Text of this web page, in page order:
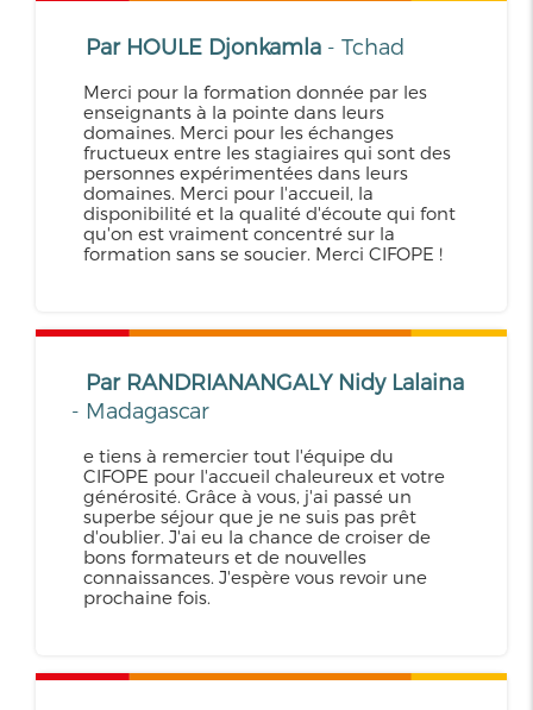
Par HOULE Djonkamla - Tchad
Merci pour la formation donnée par les
enseignants à la pointe dans leurs
domaines. Merci pour les échanges
fructueux entre les stagiaires qui sont des
personnes expérimentées dans leurs
domaines. Merci pour l'accueil, la
disponibilité et la qualité d'écoute qui font
qu'on est vraiment concentré sur la
formation sans se soucier. Merci CIFOPE !
Par RANDRIANANGALY Nidy Lalaina
- Madagascar
e tiens à remercier tout l'équipe du
CIFOPE pour l'accueil chaleureux et votre
générosité. Grâce à vous, j'ai passé un
superbe séjour que je ne suis pas prêt
d'oublier. J'ai eu la chance de croiser de
bons formateurs et de nouvelles
connaissances. J'espère vous revoir une
prochaine fois.